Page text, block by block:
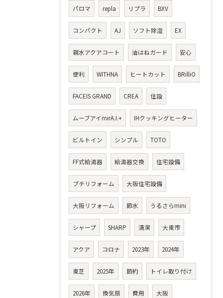
パロマ repla リプラ BXV
コンパクト AJ ソフト除湿 EX
親水アクアコート 油はねガード 安心
便利 WITHNA ヒートカット BRilliO
FACEIS GRAND CREA 住設
ムーブアイmirA.I.+ IHクッキングヒーター
ビルトイン シンプル TOTO
FF式給湯器 給湯器交換 住宅設備
プチリフォーム 大阪住宅設備
大阪リフォーム 節水 うるさらmini
シャープ SHARP 清潔 大東市
アクア コロナ 2023年 2024年
東芝 2025年 節約 トイレ取り付け
2026年 換気扇 費用 大阪